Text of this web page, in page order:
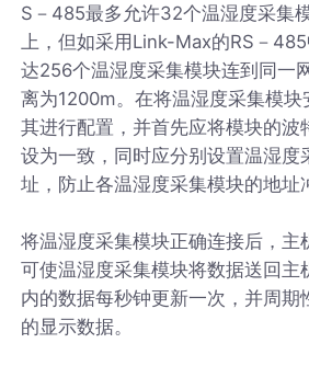
S－485最多允许32个温湿度采集
上，但如采用Link-Max的RS－
达256个温湿度采集模块连到同一
离为1200m。在将温湿度采集模
其进行配置，并首先应将模块的波
设为一致，同时应分别设置温湿度
址，防止各温湿度采集模块的地址
将温湿度采集模块正确连接后，主
可使温湿度采集模块将数据送回主
内的数据每秒钟更新一次，并周期
的显示数据。